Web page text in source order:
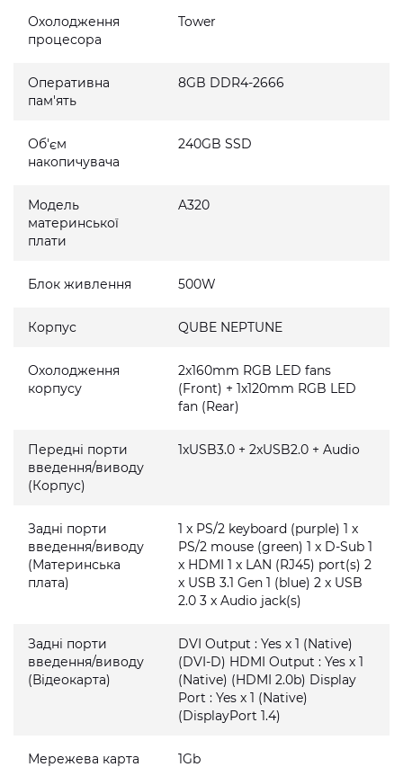
Охолодження
процесора
Tower
Оперативна
пам'ять
8GB DDR4-2666
Об'єм
накопичувача
240GB SSD
Модель
материнської
плати
A320
Блок живлення 500W
Корпус QUBE NEPTUNE
Охолодження
корпусу
2x160mm RGB LED fans
(Front) + 1x120mm RGB LED
fan (Rear)
Передні порти
введення/виводу
(Корпус)
1xUSB3.0 + 2xUSB2.0 + Audio
Задні порти
введення/виводу
(Материнська
плата)
1 x PS/2 keyboard (purple) 1 x
PS/2 mouse (green) 1 x D-Sub 1
x HDMI 1 x LAN (RJ45) port(s) 2
x USB 3.1 Gen 1 (blue) 2 x USB
2.0 3 x Audio jack(s)
Задні порти
введення/виводу
(Відеокарта)
DVI Output : Yes x 1 (Native)
(DVI-D) HDMI Output : Yes x 1
(Native) (HDMI 2.0b) Display
Port : Yes x 1 (Native)
(DisplayPort 1.4)
Мережева карта 1Gb